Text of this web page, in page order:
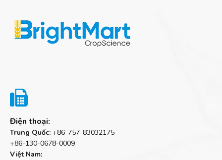

Điện thoại:
Trung Quốc: +86-757-83032175
+86-130-0678-0009
Việt Nam: